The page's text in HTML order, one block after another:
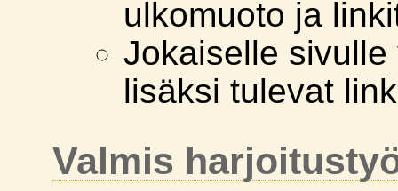
ulkomuoto ja
Jokaiselle
lisäksi tulevat
Valmis